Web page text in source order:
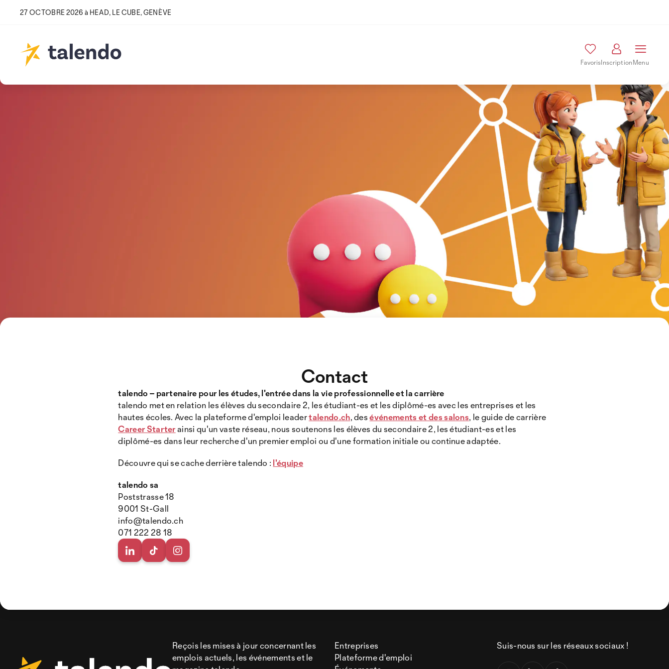
27 OCTOBRE 2026 à HEAD, LE CUBE, GENÈVE
FavorisInscriptionMenu
Contact
talendo – partenaire pour les études, l'entrée dans la vie professionnelle et la carrière
talendo met en relation les élèves du secondaire 2, les étudiant-es et les diplômé-es avec les entreprises et les
hautes écoles. Avec la plateforme d'emploi leadertalendo.ch, desévénements et des salons, le guide de carrière
Career Starterainsi qu'un vaste réseau, nous soutenons les élèves du secondaire 2, les étudiant-es et les
diplômé-es dans leur recherche d'un premier emploi ou d'une formation initiale ou continue adaptée.
Découvre qui se cache derrière talendo : l'équipe
talendo sa
Poststrasse 18
9001 St-Gall
info@talendo.ch
071 222 28 18
Reçois les mises à jour concernant les
emplois actuels, les événements et le
Entreprises
Plateforme d'emploi
Suis-nous sur les réseaux sociaux !